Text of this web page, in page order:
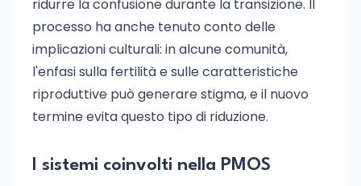
ridurre la confusione durante la transizione. Il
processo ha anche tenuto conto delle
implicazioni culturali: in alcune comunità,
l'enfasi sulla fertilità e sulle caratteristiche
riproduttive può generare stigma, e il nuovo
termine evita questo tipo di riduzione.
I sistemi coinvolti nella PMOS